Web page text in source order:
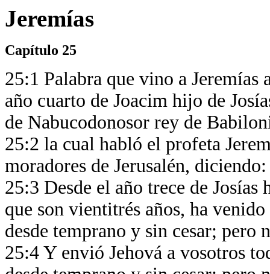
Jeremías
Capítulo 25
25:1 Palabra que vino a Jeremías
año cuarto de Joacim hijo de
de Nabucodonosor rey de
25:2 la cual habló el profeta
moradores de Jerusalén,
25:3 Desde el año trece de
que son vientitrés años, ha
desde temprano y sin cesar; pero
25:4 Y envió Jehová a vosotros